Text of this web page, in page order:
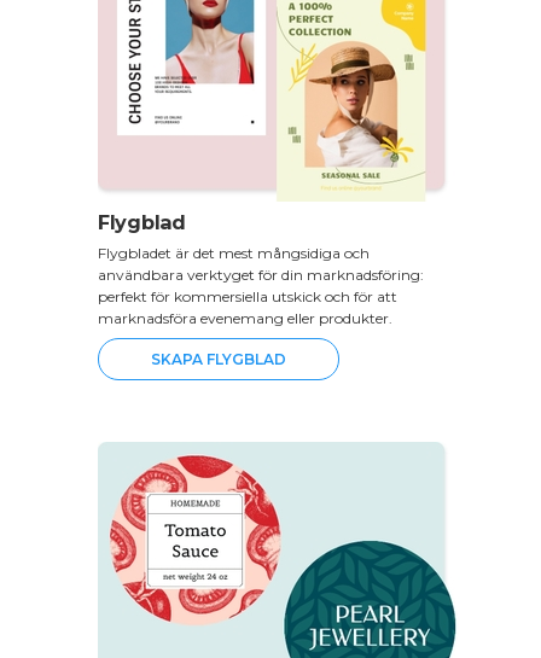
Flygblad
Flygbladet är det mest mångsidiga och
användbara verktyget för din marknadsföring:
perfekt för kommersiella utskick och för att
marknadsföra evenemang eller produkter.
SKAPA FLYGBLAD